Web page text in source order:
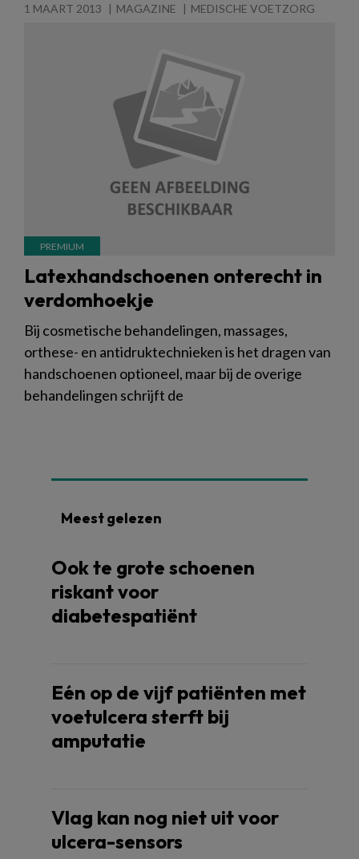
1 MAART 2013 MAGAZINE MEDISCHE VOETZORG
Latexhandschoenen onterecht in
verdomhoekje
Bij cosmetische behandelingen, massages,
orthese- en antidruktechnieken is het dragen van
handschoenen optioneel, maar bij de overige
behandelingen schrijft de
Meest gelezen
Ook te grote schoenen
riskant voor
diabetespatiënt
Eén op de vijf patiënten met
voetulcera sterft bij
amputatie
Vlag kan nog niet uit voor
ulcera-sensors